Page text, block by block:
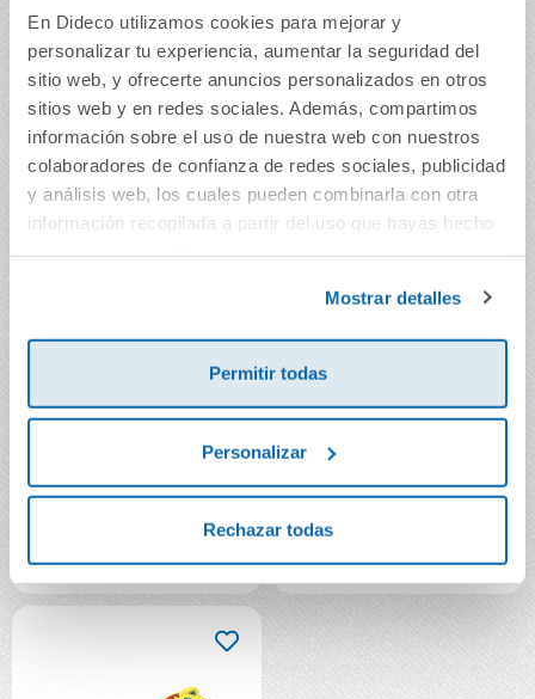
En Dideco utilizamos cookies para mejorar y
personalizar tu experiencia, aumentar la seguridad del
sitio web, y ofrecerte anuncios personalizados en otros
sitios web y en redes sociales. Además, compartimos
información sobre el uso de nuestra web con nuestros
colaboradores de confianza de redes sociales, publicidad
y análisis web, los cuales pueden combinarla con otra
información recopilada a partir del uso que hayas hecho
Mostrar detalles
Permitir todas
Personalizar
Rechazar todas
Comprar
Comprar
Teclado sintetizador
Tambor de madera